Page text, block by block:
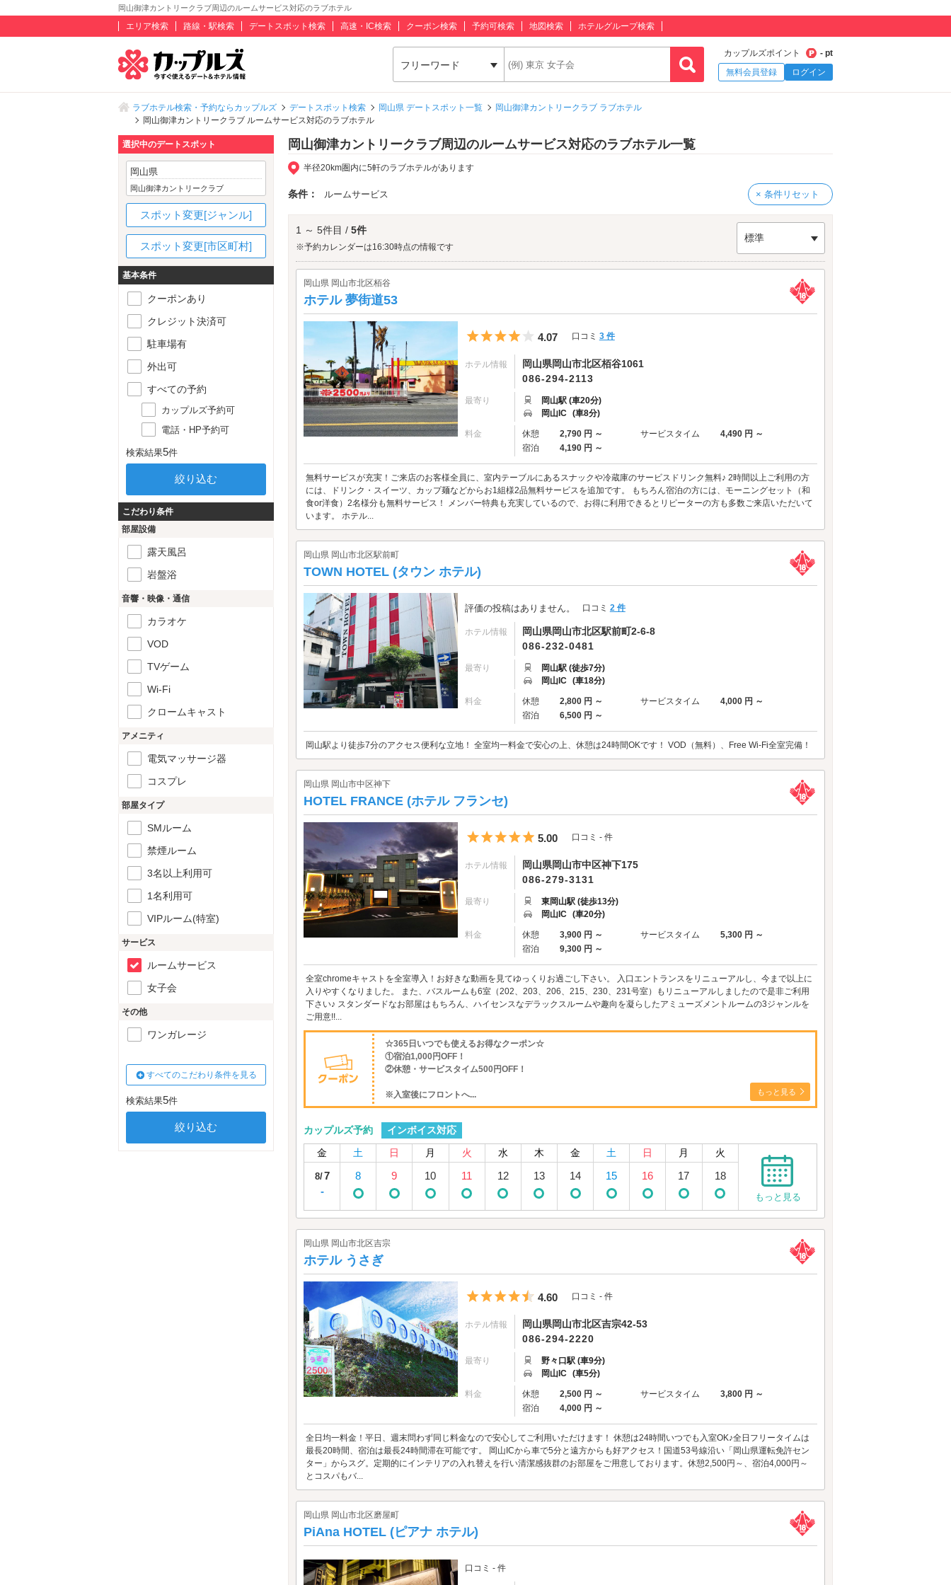
岡山御津カントリークラブ周辺のルームサービス対応のラブホテル
エリア検索 路線・駅検索 デートスポット検索 高速・IC検索 クーポン検索 予約可検索 地図検索 ホテルグループ検索
フリーワード
カップルズポイント
- pt
無料会員登録
ログイン
ラブホテル検索・予約ならカップルズ デートスポット検索 岡山県 デートスポット一覧
岡山御津カントリークラブ ラブホテル
岡山御津カントリークラブ ルームサービス対応のラブホテル
岡山御津カントリークラブ周辺のルームサービス対応のラブホテル一覧
半径20km圏内に5軒のラブホテルがあります
条件： ルームサービス × 条件リセット
1 ～ 5件目 / 5件
※予約カレンダーは16:30時点の情報です
標準
岡山県 岡山市北区栢谷
ホテル 夢街道53
5つ星のうち4
4.07 口コミ 3 件
ホテル情報
岡山県岡山市北区栢谷1061
086-294-2113
最寄り
岡山駅 (車20分)
岡山IC (車8分)
料金 休憩 2,790 円 ～ サービスタイム
4,490 円 ～
宿泊
4,190 円 ～
無料サービスが充実！ご来店のお客様全員に、室内テーブルにあるスナックや冷蔵庫のサービスドリンク無料♪ 2時間以上ご利用の方
には、ドリンク・スイーツ、カップ麺などからお1組様2品無料サービスを追加です。 もちろん宿泊の方には、モーニングセット（和
食or洋食）2名様分も無料サービス！ メンバー特典も充実しているので、お得に利用できるとリピーターの方も多数ご来店いただいて
います。 ホテル...
岡山県 岡山市北区駅前町
TOWN HOTEL (タウン ホテル)
評価の投稿はありません。 口コミ 2 件
ホテル情報
岡山県岡山市北区駅前町2-6-8
086-232-0481
最寄り
岡山駅 (徒歩7分)
岡山IC (車18分)
料金 休憩 2,800 円 ～ サービスタイム
4,000 円 ～
宿泊
6,500 円 ～
岡山駅より徒歩7分のアクセス便利な立地！ 全室均一料金で安心の上、休憩は24時間OKです！ VOD（無料）、Free Wi-Fi全室完備！
岡山県 岡山市中区神下
HOTEL FRANCE (ホテル フランセ)
5つ星のうち5
5.00 口コミ - 件
ホテル情報
岡山県岡山市中区神下175
086-279-3131
最寄り
東岡山駅 (徒歩13分)
岡山IC (車20分)
料金 休憩 3,900 円 ～ サービスタイム
5,300 円 ～
宿泊
9,300 円 ～
全室chromeキャストを全室導入！お好きな動画を見てゆっくりお過ごし下さい。 入口エントランスをリニューアルし、今まで以上に
入りやすくなりました。 また、バスルームも6室（202、203、206、215、230、231号室）もリニューアルしましたので是非ご利用
下さい♪ スタンダードなお部屋はもちろん、ハイセンスなデラックスルームや趣向を凝らしたアミューズメントルームの3ジャンルを
ご用意!!...
☆365日いつでも使えるお得なクーポン☆
①宿泊1,000円OFF！
②休憩・サービスタイム500円OFF！
※入室後にフロントへ... もっと見る
カップルズ予約
インボイス対応
金
土 日 月 火 水 木 金 土 日 月 火
8/7
-
8 9 10 11 12 13 14 15 16 17 18
もっと見る
岡山県 岡山市北区吉宗
ホテル うさぎ
5つ星のうち4.5
4.60 口コミ - 件
ホテル情報
岡山県岡山市北区吉宗42-53
086-294-2220
最寄り
野々口駅 (車9分)
岡山IC (車5分)
料金 休憩 2,500 円 ～ サービスタイム
3,800 円 ～
宿泊
4,000 円 ～
全日均一料金！平日、週末問わず同じ料金なので安心してご利用いただけます！ 休憩は24時間いつでも入室OK♪全日フリータイムは
最長20時間、宿泊は最長24時間滞在可能です。 岡山ICから車で5分と遠方からも好アクセス！国道53号線沿い「岡山県運転免許セン
ター」からスグ。定期的にインテリアの入れ替えを行い清潔感抜群のお部屋をご用意しております。休憩2,500円～、宿泊4,000円～
とコスパもバ...
岡山県 岡山市北区磨屋町
PiAna HOTEL (ピアナ ホテル)
口コミ - 件
選択中のデートスポット
岡山県
岡山御津カントリークラブ
スポット変更[ジャンル]
スポット変更[市区町村]
基本条件
クーポンあり
クレジット決済可
駐車場有
外出可
すべての予約
カップルズ予約可
電話・HP予約可
検索結果5件
こだわり条件
部屋設備
露天風呂
岩盤浴
音響・映像・通信
カラオケ
VOD
TVゲーム
Wi-Fi
クロームキャスト
アメニティ
電気マッサージ器
コスプレ
部屋タイプ
SMルーム
禁煙ルーム
3名以上利用可
1名利用可
VIPルーム(特室)
サービス
ルームサービス
女子会
その他
ワンガレージ
すべてのこだわり条件を見る
検索結果5件